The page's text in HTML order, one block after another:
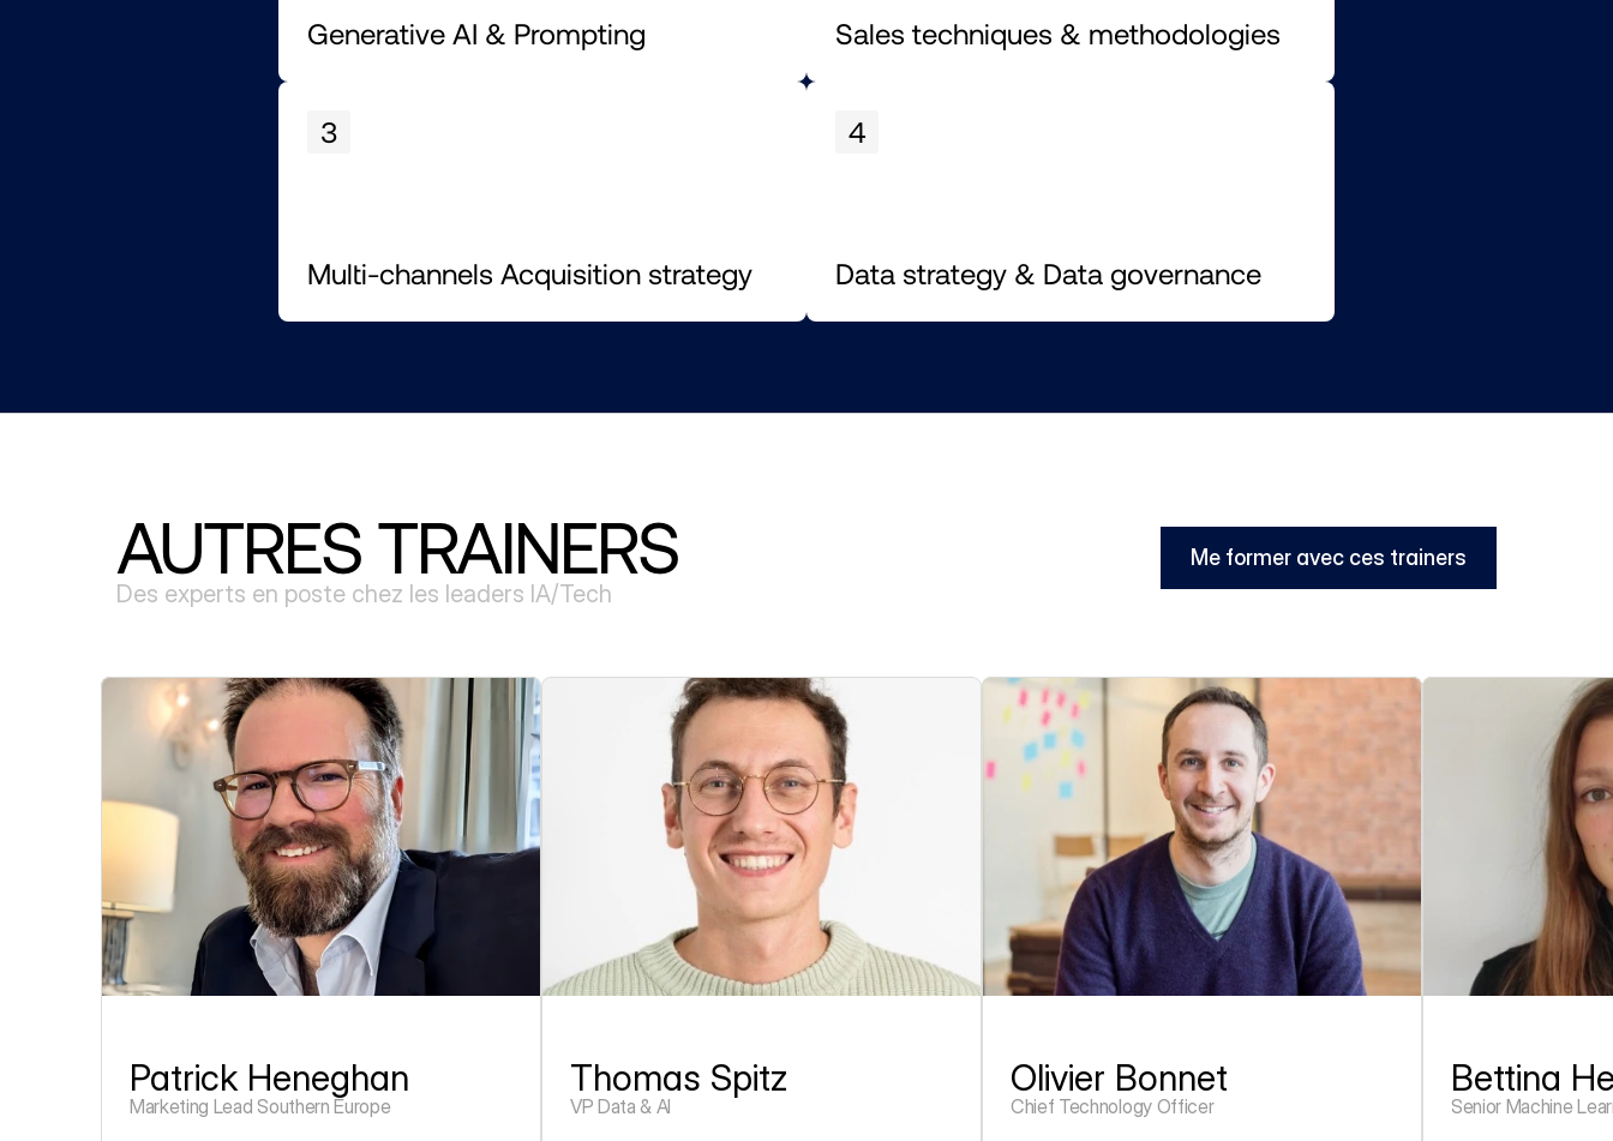
Generative AI & Prompting Sales techniques & methodologies
3
Multi-channels Acquisition strategy
4
Data strategy & Data governance
AUTRES TRAINERS
Des experts en poste chez les leaders IA/Tech
Me former avec ces trainers
Patrick Heneghan
Marketing Lead Southern Europe
Thomas Spitz
VP Data & AI
Olivier Bonnet
Chief Technology Officer
Bettina
Senior Machine